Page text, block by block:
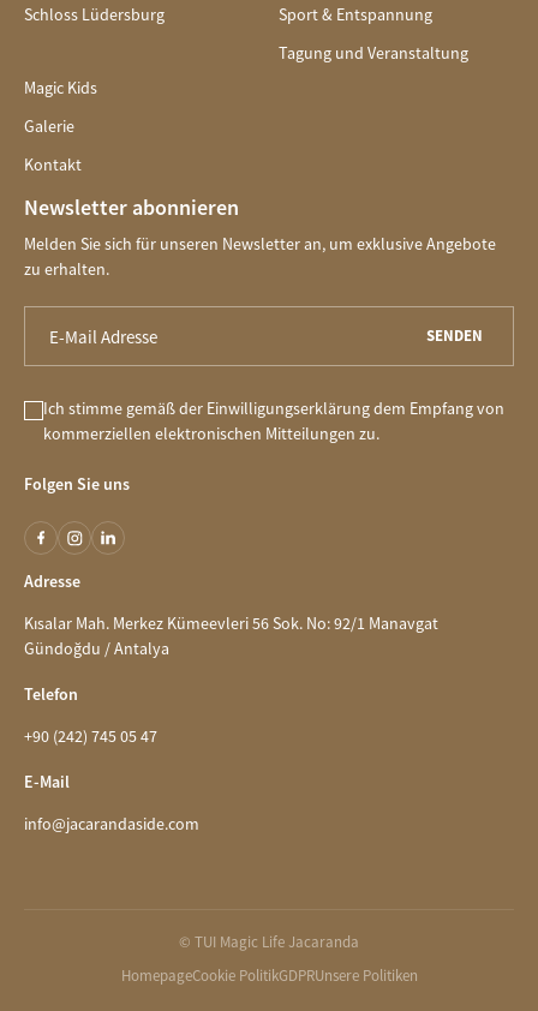
Schloss Lüdersburg
Sport & Entspannung
Tagung und Veranstaltung
Magic Kids
Galerie
Kontakt
Newsletter abonnieren
Melden Sie sich für unseren Newsletter an, um exklusive Angebote
zu erhalten.
SENDEN
Ich stimme gemäß der Einwilligungserklärung dem Empfang von
kommerziellen elektronischen Mitteilungen zu.
Folgen Sie uns
Adresse
Kısalar Mah. Merkez Kümeevleri 56 Sok. No: 92/1 Manavgat
Gündoğdu / Antalya
Telefon
+90 (242) 745 05 47
E-Mail
info@jacarandaside.com
© TUI Magic Life Jacaranda
HomepageCookie PolitikGDPRUnsere Politiken